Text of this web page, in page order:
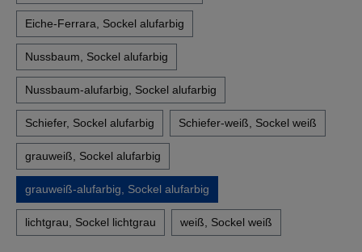
Eiche-Ferrara, Sockel alufarbig
Nussbaum, Sockel alufarbig
Nussbaum-alufarbig, Sockel alufarbig
Schiefer, Sockel alufarbig Schiefer-weiß, Sockel weiß
grauweiß, Sockel alufarbig
grauweiß-alufarbig, Sockel alufarbig
lichtgrau, Sockel lichtgrau weiß, Sockel weiß